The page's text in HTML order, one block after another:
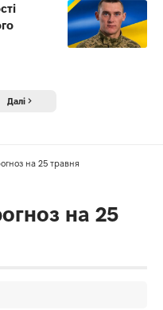
Далі
на 25 травня
на 25